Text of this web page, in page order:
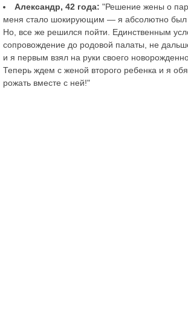
Александр, 42 года: "Решение жены о
меня стало шокирующим — я абсолютно был
Но, все же решился пойти. Единственным
сопровождение до родовой палаты, не
и я первым взял на руки своего
Теперь ждем с женой второго ребенка и я
рожать вместе с ней!"